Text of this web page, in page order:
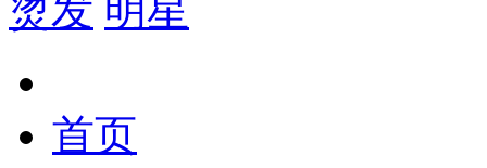
烫发 明星
首页